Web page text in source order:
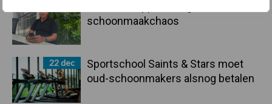
schoonmaakchaos
22 dec
Sportschool Saints & Stars moet
oud-schoonmakers alsnog betalen